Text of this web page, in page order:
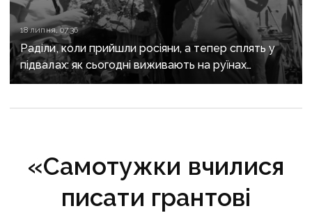
18 липня, 07:36
Раділи, коли прийшли росіяни, а тепер сплять у
підвалах: як сьогодні виживають на руїнах
окупованого Вугледара близько двох десятків
«Самотужки вчилися
писати грантові